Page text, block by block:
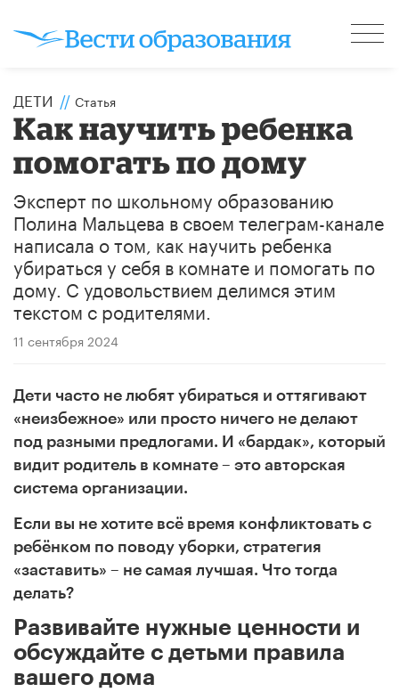
ДЕТИ // Статья
Как научить ребенка
помогать по дому
Эксперт по школьному образованию
Полина Мальцева в своем телеграм-канале
написала о том, как научить ребенка
убираться у себя в комнате и помогать по
дому. С удовольствием делимся этим
текстом с родителями.
11 сентября 2024
Дети часто не любят убираться и оттягивают
«неизбежное» или просто ничего не делают
под разными предлогами. И «бардак», который
видит родитель в комнате – это авторская
система организации.
Если вы не хотите всё время конфликтовать с
ребёнком по поводу уборки, стратегия
«заставить» – не самая лучшая. Что тогда
делать?
Развивайте нужные ценности и
обсуждайте с детьми правила
вашего дома